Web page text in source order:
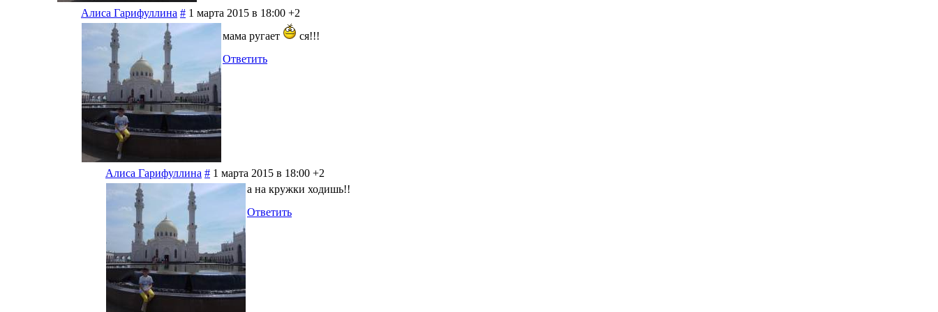
Алиса Гарифуллина # 1 марта 2015 в 18:00 +2
мама ругает
ся!!!
Ответить
Алиса Гарифуллина # 1 марта 2015 в 18:00 +2
а на кружки ходишь!!
Ответить